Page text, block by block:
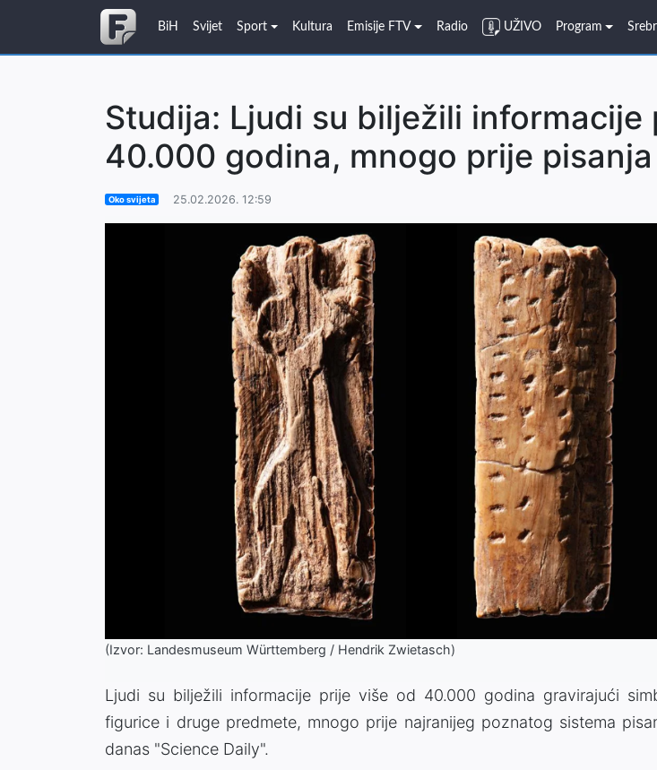
BiH Svijet Sport Kultura Emisije FTV Radio UŽIVO Program
Studija: Ljudi su bilježili informacije
40.000 godina, mnogo prije pisanja
Oko svijeta 25.02.2026. 12:59
(Izvor: Landesmuseum Württemberg / Hendrik Zwietasch)
Ljudi su bilježili informacije prije više od 40.000 godina gravirajući
figurice i druge predmete, mnogo prije najranijeg poznatog sistema
danas "Science Daily".